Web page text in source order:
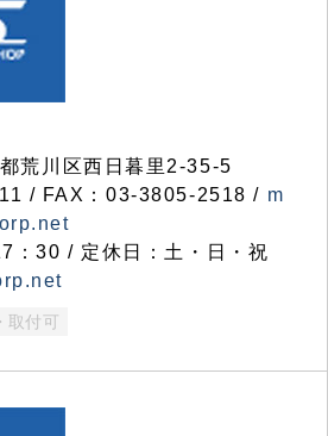
荒川区西日暮里2-35-5
/ FAX：03-3805-2518 / m
：30 / 定休日：土・日・祝
取付可